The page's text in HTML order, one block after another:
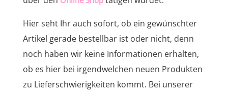
Hier seht Ihr auch sofort, ob ein gewünschter
Artikel gerade bestellbar ist oder nicht, denn
noch haben wir keine Informationen erhalten,
ob es hier bei irgendwelchen neuen Produkten
zu Lieferschwierigkeiten kommt. Bei unserer